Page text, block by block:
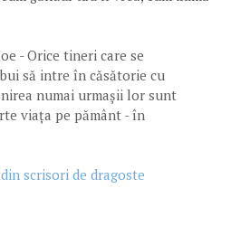
- Orice tineri care se
să intre în căsătorie cu
numai urmașii lor sunt
viața pe pământ - în
scrisori de dragoste